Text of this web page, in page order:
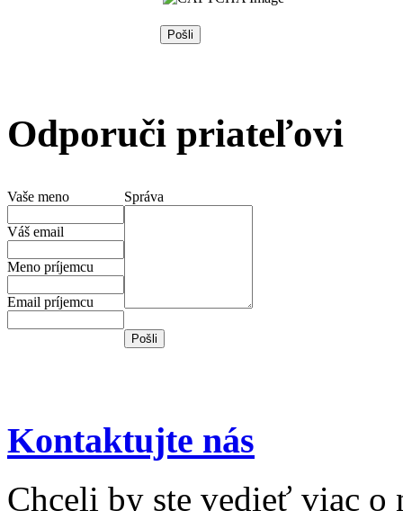
Odporuči priateľovi
Vaše meno
Váš email
Meno príjemcu
Email príjemcu
Správa
Kontaktujte nás
Chceli by ste vedieť viac o